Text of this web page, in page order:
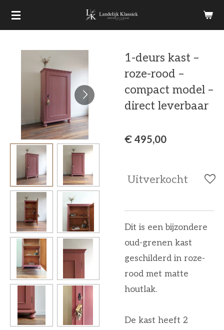
Ga
direct
hoofdinhoud
1-deurs kast –
roze-rood –
compact model –
direct leverbaar
€ 495,00
Uitverkocht
Dit is een bijzondere
oud-grenen kast
geschilderd in roze-
rood met matte
houtlak.
De kast heeft 2